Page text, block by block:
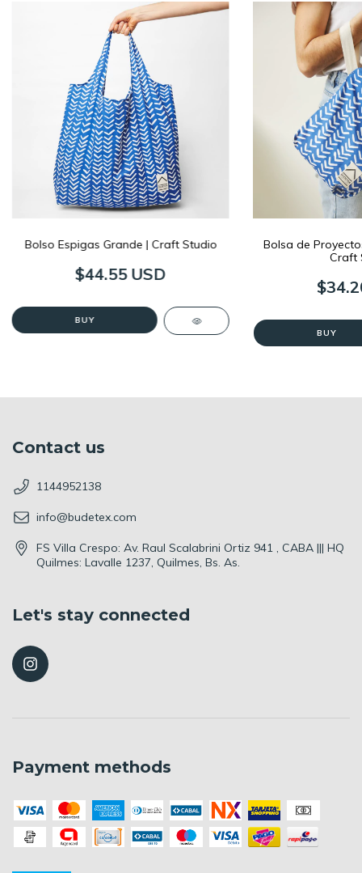
Bolso Espigas Grande | Craft Studio
$44.55 USD
BUY
Bolsa de
Craft
BUY
Contact us
1144952138
info@budetex.com
FS Villa Crespo: Av. Raul Scalabrini Ortiz 941 , CABA ||| HQ
Quilmes: Lavalle 1237, Quilmes, Bs. As.
Let's stay connected
Payment methods